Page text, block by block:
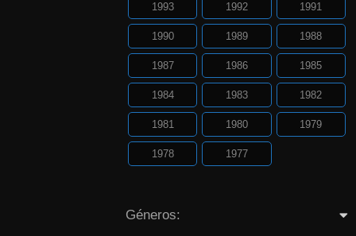
1993 1992 1991
1990 1989 1988
1987 1986 1985
1984 1983 1982
1981 1980 1979
1978 1977
Géneros: